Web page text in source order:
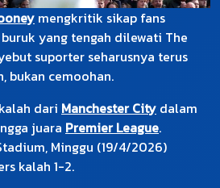
mengkritik sikap fans
yang tengah dilewati The
suporter seharusnya terus
bukan cemoohan.
dari Manchester City dalam
juara Premier League.
Minggu (19/4/2026)
kalah 1-2.